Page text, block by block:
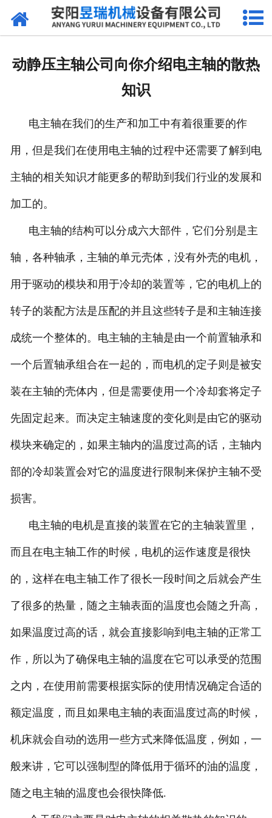
网站首页
联系我们
动静压主轴公司向你介绍电主轴的散热
知识
电主轴在我们的生产和加工中有着很重要的作
用，但是我们在使用电主轴的过程中还需要了解到电
主轴的相关知识才能更多的帮助到我们行业的发展和
加工的。
电主轴的结构可以分成六大部件，它们分别是主
轴，各种轴承，主轴的单元壳体，没有外壳的电机，
用于驱动的模块和用于冷却的装置等，它的电机上的
转子的装配方法是压配的并且这些转子是和主轴连接
成统一个整体的。电主轴的主轴是由一个前置轴承和
一个后置轴承组合在一起的，而电机的定子则是被安
装在主轴的壳体内，但是需要使用一个冷却套将定子
先固定起来。而决定主轴速度的变化则是由它的驱动
模块来确定的，如果主轴内的温度过高的话，主轴内
部的冷却装置会对它的温度进行限制来保护主轴不受
损害。
电主轴的电机是直接的装置在它的主轴装置里，
而且在电主轴工作的时候，电机的运作速度是很快
的，这样在电主轴工作了很长一段时间之后就会产生
了很多的热量，随之主轴表面的温度也会随之升高，
如果温度过高的话，就会直接影响到电主轴的正常工
作，所以为了确保电主轴的温度在它可以承受的范围
之内，在使用前需要根据实际的使用情况确定合适的
额定温度，而且如果电主轴的表面温度过高的时候，
机床就会自动的选用一些方式来降低温度，例如，一
般来讲，它可以强制型的降低用于循环的油的温度，
随之电主轴的温度也会很快降低.